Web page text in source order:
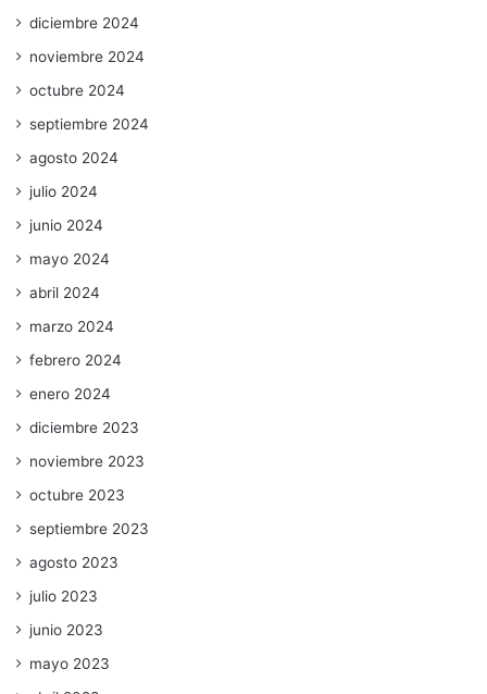
diciembre 2024
noviembre 2024
octubre 2024
septiembre 2024
agosto 2024
julio 2024
junio 2024
mayo 2024
abril 2024
marzo 2024
febrero 2024
enero 2024
diciembre 2023
noviembre 2023
octubre 2023
septiembre 2023
agosto 2023
julio 2023
junio 2023
mayo 2023